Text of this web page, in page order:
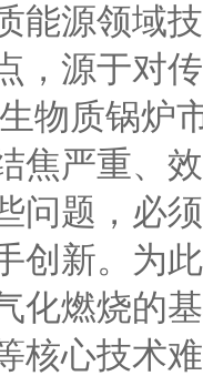
能源领域
，源于对
物质锅炉
焦严重、
问题，必
创新。为
化燃烧的
核心技术